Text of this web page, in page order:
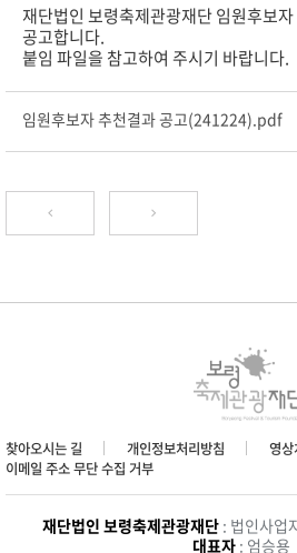
재단법인 보령축제관광재단 임원후보
공고합니다.
붙임 파일을 참고하여 주시기 바랍니다.
임원후보자 추천결과 공고(241224).pdf
찾아오시는 길 개인정보처리방침
영
이메일 주소 무단 수집 거부
재단법인 보령축제관광재단 : 법인사업
대표자: 엄승용